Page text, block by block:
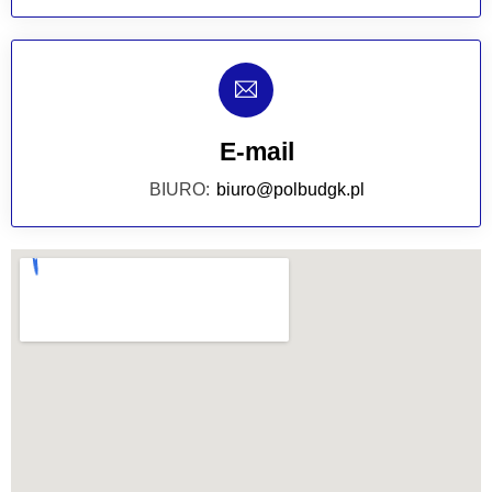
E-mail
BIURO: biuro@polbudgk.pl